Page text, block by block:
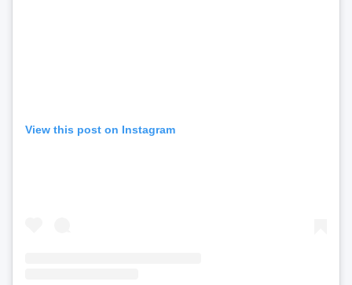
View this post on Instagram